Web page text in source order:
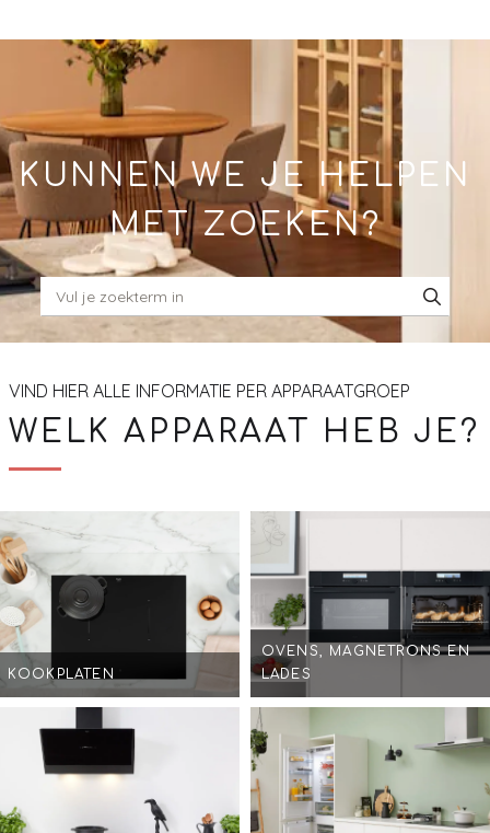
to
KUNNEN WE JE HELPEN
MET ZOEKEN?
VIND HIER ALLE INFORMATIE PER APPARAATGROEP
WELK APPARAAT HEB JE?
KOOKPLATEN
OVENS, MAGNETRONS EN
LADES